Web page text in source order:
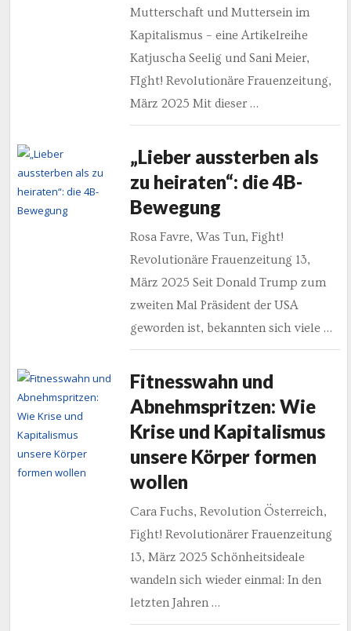
Mutterschaft und Muttersein im
Kapitalismus – eine Artikelreihe
Katjuscha Seelig und Sani Meier,
FIght! Revolutionäre Frauenzeitung,
März 2025 Mit dieser …
„Lieber aussterben als
zu heiraten“: die 4B-
Bewegung
Rosa Favre, Was Tun, Fight!
Revolutionäre Frauenzeitung 13,
März 2025 Seit Donald Trump zum
zweiten Mal Präsident der USA
geworden ist, bekannten sich viele …
Fitnesswahn und
Abnehmspritzen: Wie
Krise und Kapitalismus
unsere Körper formen
wollen
Cara Fuchs, Revolution Österreich,
Fight! Revolutionärer Frauenzeitung
13, März 2025 Schönheitsideale
wandeln sich wieder einmal: In den
letzten Jahren …